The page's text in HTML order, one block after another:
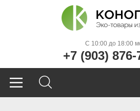
C 10:00 до 18:00
+7 (903) 876-